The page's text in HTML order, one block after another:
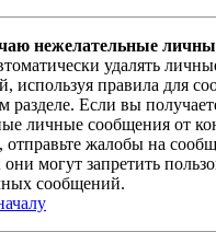
нежелательные
удалять
используя правила для
разделе. Если вы
личные сообщения от
отправьте жалобы на
могут запретить
сообщений.